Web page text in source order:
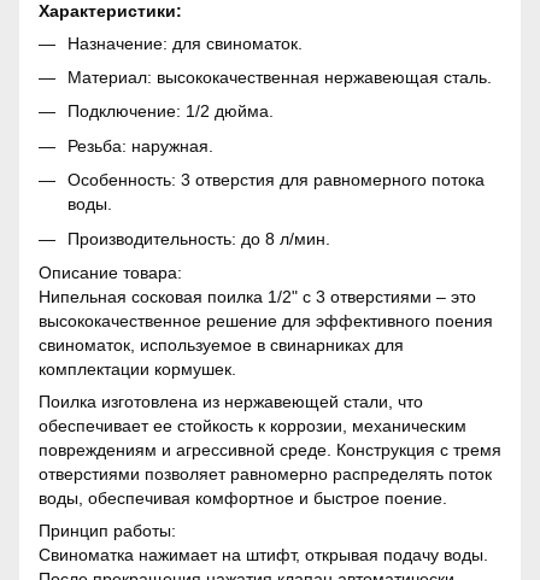
Характеристики:
Назначение: для свиноматок.
Материал: высококачественная нержавеющая сталь.
Подключение: 1/2 дюйма.
Резьба: наружная.
Особенность: 3 отверстия для равномерного потока
воды.
Производительность: до 8 л/мин.
Описание товара:
Нипельная сосковая поилка 1/2" с 3 отверстиями – это
высококачественное решение для эффективного поения
свиноматок, используемое в свинарниках для
комплектации кормушек.
Поилка изготовлена ​​из нержавеющей стали, что
обеспечивает ее стойкость к коррозии, механическим
повреждениям и агрессивной среде. Конструкция с тремя
отверстиями позволяет равномерно распределять поток
воды, обеспечивая комфортное и быстрое поение.
Принцип работы:
Свиноматка нажимает на штифт, открывая подачу воды.